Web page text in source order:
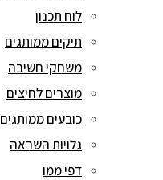
לוח תכנון
תיקים ממותגים
משחקי חשיבה
מוצרים לחיצים
כובעים ממותגים
גלויות השראה
דפי ממו